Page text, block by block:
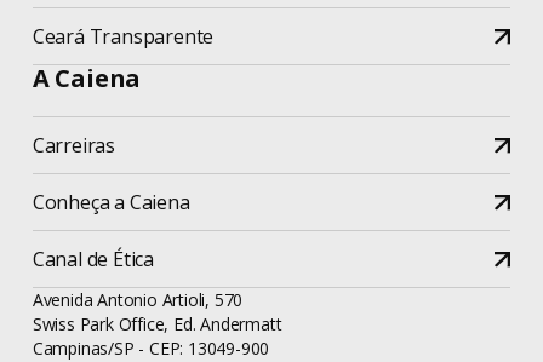
Ceará Transparente
A Caiena
Carreiras
Conheça a Caiena
Canal de Ética
Avenida Antonio Artioli, 570
Swiss Park Office, Ed. Andermatt
Campinas/SP - CEP: 13049-900